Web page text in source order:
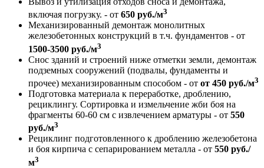
включая погрузку. - от 650 руб./м3
Механизированный демонтаж монолитных
железобетонных конструкций в т.ч. фундаментов - от
1500-3500 руб./м3
Снос зданий и строений ниже отметки земли, демонтаж
подземных сооружений (подвалы, фундаменты и
прочее) механизированным способом - от от 450 руб./м3
Подготовка материала к переработке, дроблению,
рециклингу. Сортировка и измельчение жби боя на
фрагменты 60-60 см с извлечением арматуры - от 550
руб./м3
Рециклинг подготовленного к дроблению железобетона
и боя кирпича с сепарированием металла - от 550 руб./
м3